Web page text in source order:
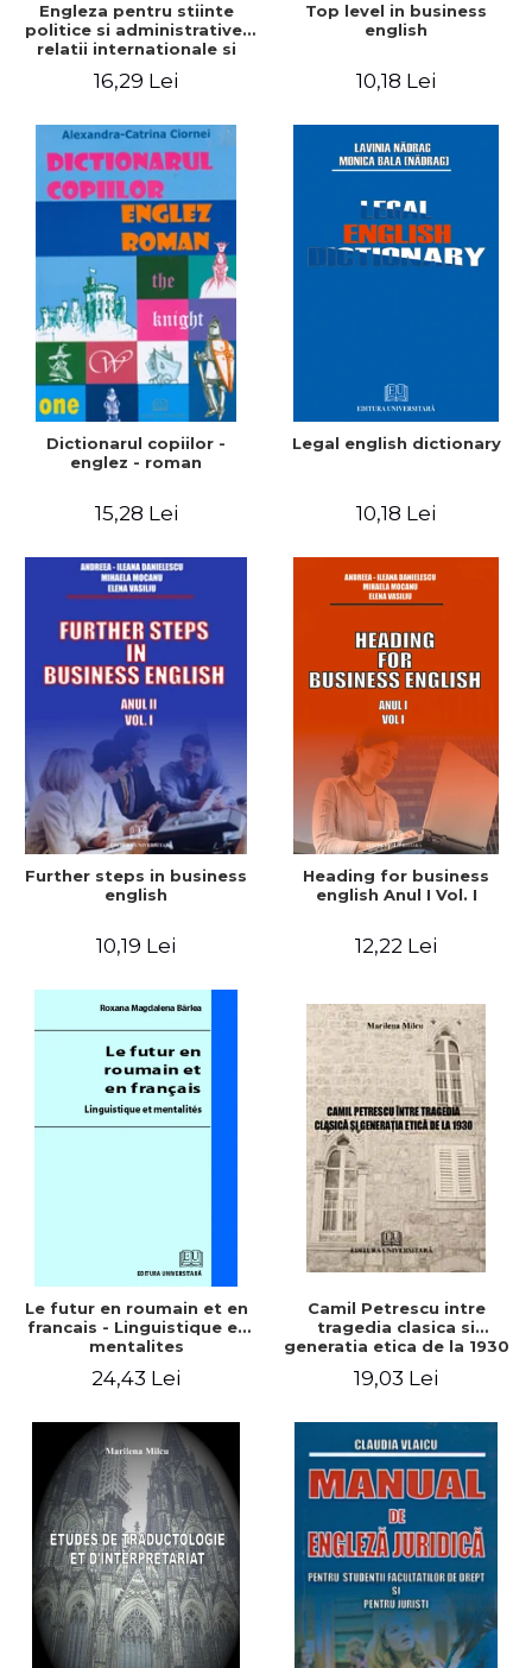
Engleza pentru stiinte
politice si administrative,
relatii internationale si
16,29 Lei
Top level in business
english
10,18 Lei
Dictionarul copiilor -
englez - roman
15,28 Lei
Legal english dictionary
10,18 Lei
Further steps in business
english
10,19 Lei
Heading for business
english Anul I Vol. I
12,22 Lei
Le futur en roumain et en
francais - Linguistique et
mentalites
24,43 Lei
Camil Petrescu intre
tragedia clasica si
generatia etica de la 1930
19,03 Lei